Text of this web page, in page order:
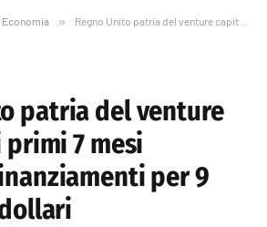
Economia » Regno Unito patria del venture capital: nei primi 7 mesi dell’anno finanziamenti per 9 miliardi di dollari
patria del venture
7 mesi
per 9